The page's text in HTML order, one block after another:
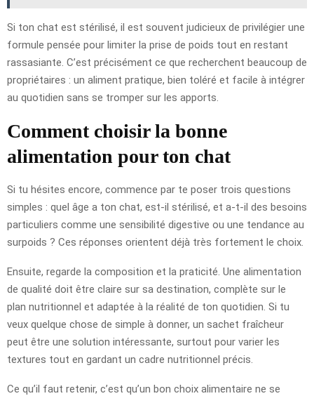
Si ton chat est stérilisé, il est souvent judicieux de privilégier une
formule pensée pour limiter la prise de poids tout en restant
rassasiante. C’est précisément ce que recherchent beaucoup de
propriétaires : un aliment pratique, bien toléré et facile à intégrer
au quotidien sans se tromper sur les apports.
Comment choisir la bonne
alimentation pour ton chat
Si tu hésites encore, commence par te poser trois questions
simples : quel âge a ton chat, est-il stérilisé, et a-t-il des besoins
particuliers comme une sensibilité digestive ou une tendance au
surpoids ? Ces réponses orientent déjà très fortement le choix.
Ensuite, regarde la composition et la praticité. Une alimentation
de qualité doit être claire sur sa destination, complète sur le
plan nutritionnel et adaptée à la réalité de ton quotidien. Si tu
veux quelque chose de simple à donner, un sachet fraîcheur
peut être une solution intéressante, surtout pour varier les
textures tout en gardant un cadre nutritionnel précis.
Ce qu’il faut retenir, c’est qu’un bon choix alimentaire ne se